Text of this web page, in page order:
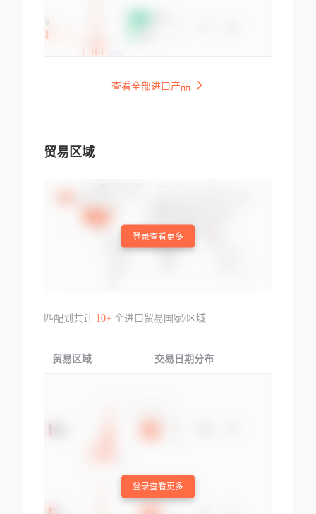
查看全部进口产品
贸易区域
登录查看更多
匹配到共计 10+个进口贸易国家/区域
贸易区域 交易日期分布
登录查看更多